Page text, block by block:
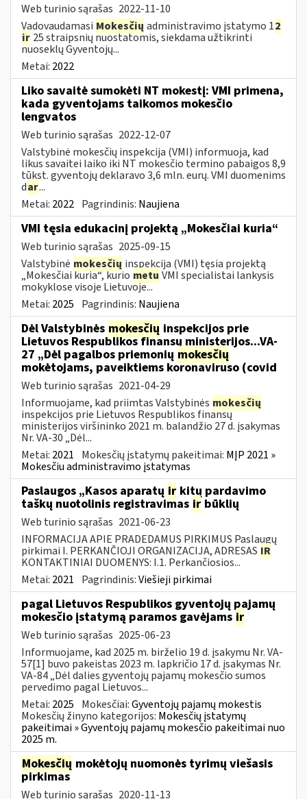
Web turinio sąrašas 2022-11-10
Vadovaudamasi Mokesčių administravimo įstatymo 12
ir 25 straipsnių nuostatomis, siekdama užtikrinti
nuoseklų Gyventojų...
Metai: 2022
Liko savaitė sumokėti NT mokestį: VMI primena,
kada gyventojams taikomos mokesčio
lengvatos
Web turinio sąrašas 2022-12-07
Valstybinė mokesčių inspekcija (VMI) informuoja, kad
likus savaitei laiko iki NT mokesčio termino pabaigos 8,9
tūkst. gyventojų deklaravo 3,6 mln. eurų. VMI duomenims
dar...
Metai: 2022 Pagrindinis: Naujiena
VMI tęsia edukacinį projektą „Mokesčiai kuria“
Web turinio sąrašas 2025-09-15
Valstybinė mokesčių inspekcija (VMI) tęsia projektą
„Mokesčiai kuria“, kurio metu VMI specialistai lankysis
mokyklose visoje Lietuvoje...
Metai: 2025 Pagrindinis: Naujiena
Dėl Valstybinės mokesčių inspekcijos prie
Lietuvos Respublikos finansų ministerijos...VA-
27 „Dėl pagalbos priemonių mokesčių
mokėtojams, paveiktiems koronaviruso (covid
Web turinio sąrašas 2021-04-29
Informuojame, kad priimtas Valstybinės mokesčių
inspekcijos prie Lietuvos Respublikos finansų
ministerijos viršininko 2021 m. balandžio 27 d. įsakymas
Nr. VA-30 „Dėl...
Metai: 2021 Mokesčių įstatymų pakeitimai: MĮP 2021 »
Mokesčiu administravimo įstatymas
Paslaugos „Kasos aparatų ir kitų pardavimo
taškų nuotolinis registravimas ir būklių
Web turinio sąrašas 2021-06-23
INFORMACIJA APIE PRADEDAMUS PIRKIMUS Paslaugų
pirkimai I. PERKANČIOJI ORGANIZACIJA, ADRESAS IR
KONTAKTINIAI DUOMENYS: I.1. Perkančiosios...
Metai: 2021 Pagrindinis:Viešieji pirkimai
pagal Lietuvos Respublikos gyventojų pajamų
mokesčio įstatymą paramos gavėjams ir
Web turinio sąrašas 2025-06-23
Informuojame, kad 2025 m. birželio 19 d. įsakymu Nr. VA-
57[1] buvo pakeistas 2023 m. lapkričio 17 d. įsakymas Nr.
VA-84 „Dėl dalies gyventojų pajamų mokesčio sumos
pervedimo pagal Lietuvos...
Metai: 2025 Mokesčiai:Gyventojų pajamų mokestis
Mokesčių žinyno kategorijos: Mokesčių įstatymų
pakeitimai » Gyventojų pajamų mokesčio pakeitimai nuo
2025 m.
Mokesčių mokėtojų nuomonės tyrimų viešasis
pirkimas
Web turinio sąrašas 2020-11-13